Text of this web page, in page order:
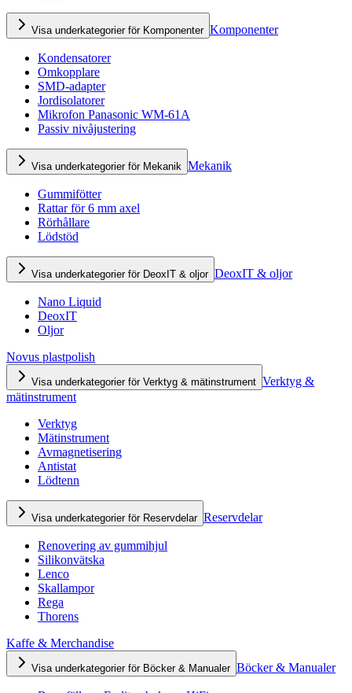
Visa underkategorier för Komponenter Komponenter
Kondensatorer
Omkopplare
SMD-adapter
Jordisolatorer
Mikrofon Panasonic WM-61A
Passiv nivåjustering
Visa underkategorier för Mekanik Mekanik
Gummifötter
Rattar för 6 mm axel
Rörhållare
Lödstöd
Visa underkategorier för DeoxIT & oljor DeoxIT & oljor
Nano Liquid
DeoxIT
Oljor
Novus plastpolish
Visa underkategorier för Verktyg & mätinstrument Verktyg &
mätinstrument
Verktyg
Mätinstrument
Avmagnetisering
Antistat
Lödtenn
Visa underkategorier för Reservdelar Reservdelar
Renovering av gummihjul
Silikonvätska
Lenco
Skallampor
Rega
Thorens
Kaffe & Merchandise
Visa underkategorier för Böcker & Manualer Böcker & Manualer